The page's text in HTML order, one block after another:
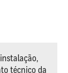
técnico da